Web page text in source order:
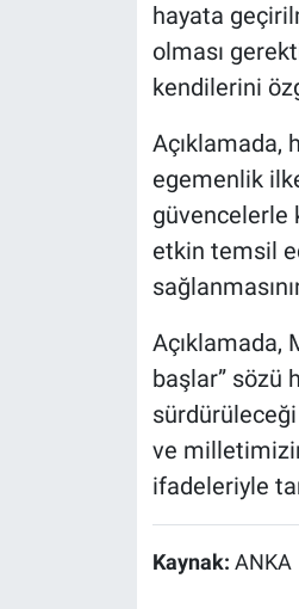
hayata
olması
kendilerini
Açıklamada,
egemenlik
güvencelerle
etkin temsil
Açıklamada,
başlar” sözü
sürdürüleceği
ve
ifadeleriyle
Kaynak: ANKA